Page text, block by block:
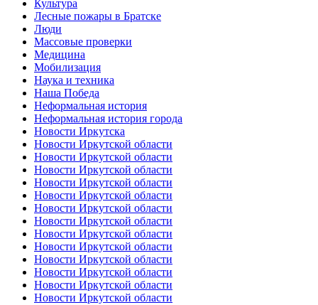
Культура
Лесные пожары в Братске
Люди
Массовые проверки
Медицина
Мобилизация
Наука и техника
Наша Победа
Неформальная история
Неформальная история города
Новости Иркутска
Новости Иркутской области
Новости Иркутской области
Новости Иркутской области
Новости Иркутской области
Новости Иркутской области
Новости Иркутской области
Новости Иркутской области
Новости Иркутской области
Новости Иркутской области
Новости Иркутской области
Новости Иркутской области
Новости Иркутской области
Новости Иркутской области